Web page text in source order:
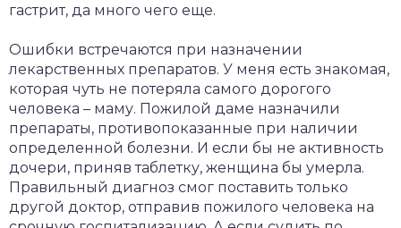
гастрит, да много чего еще.
Ошибки встречаются при назначении
лекарственных препаратов. У меня есть знакомая,
которая чуть не потеряла самого дорогого
человека – маму. Пожилой даме назначили
препараты, противопоказанные при наличии
определенной болезни. И если бы не активность
дочери, приняв таблетку, женщина бы умерла.
Правильный диагноз смог поставить только
другой доктор, отправив пожилого человека на